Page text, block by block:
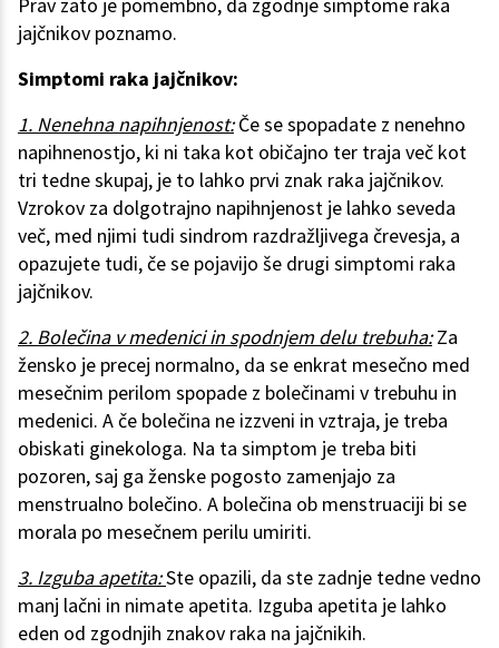
jajčnikov poznamo.
Simptomi raka jajčnikov:
1. Nenehna napihnjenost:Če se spopadate z nenehno
napihnenostjo, ki ni taka kot običajno ter traja več kot
tri tedne skupaj, je to lahko prvi znak raka jajčnikov.
Vzrokov za dolgotrajno napihnjenost je lahko seveda
več, med njimi tudi sindrom razdražljivega črevesja, a
opazujete tudi, če se pojavijo še drugi simptomi raka
jajčnikov.
2. Bolečina v medenici in spodnjem delu trebuha:Za
žensko je precej normalno, da se enkrat mesečno med
mesečnim perilom spopade z bolečinami v trebuhu in
medenici. A če bolečina ne izzveni in vztraja, je treba
obiskati ginekologa. Na ta simptom je treba biti
pozoren, saj ga ženske pogosto zamenjajo za
menstrualno bolečino. A bolečina ob menstruaciji bi se
morala po mesečnem perilu umiriti.
3. Izguba apetita:Ste opazili, da ste zadnje tedne vedno
manj lačni in nimate apetita. Izguba apetita je lahko
eden od zgodnjih znakov raka na jajčnikih.